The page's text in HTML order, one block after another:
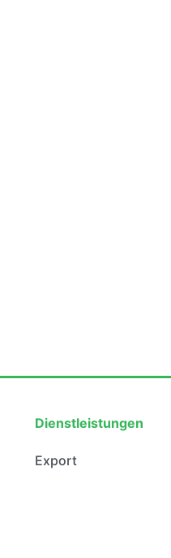
Dienstleistungen
Export